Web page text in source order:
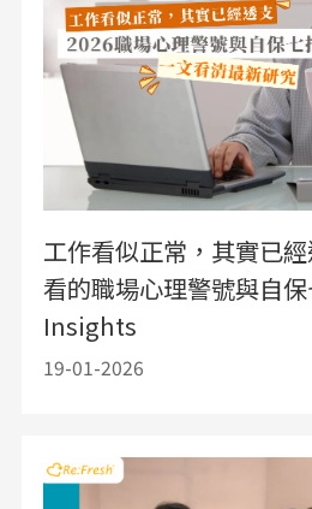
工作看似正常，其實已
看的職場心理警號與自
Insights
19-01-2026